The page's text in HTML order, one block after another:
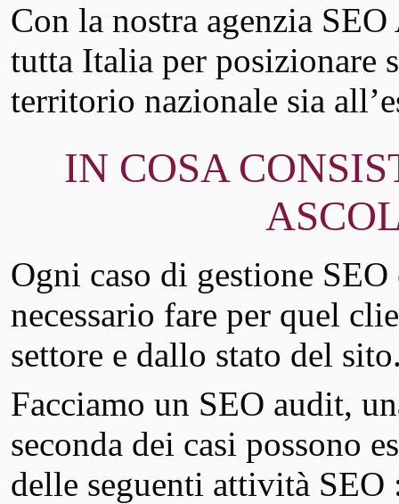
Con la nostra agenzia
tutta Italia per posizionare
territorio nazionale sia
IN COSA
Ogni caso di gestione SEO
necessario fare per quel
settore e dallo stato del
Facciamo un SEO audit,
seconda dei casi possono
delle seguenti attività SEO